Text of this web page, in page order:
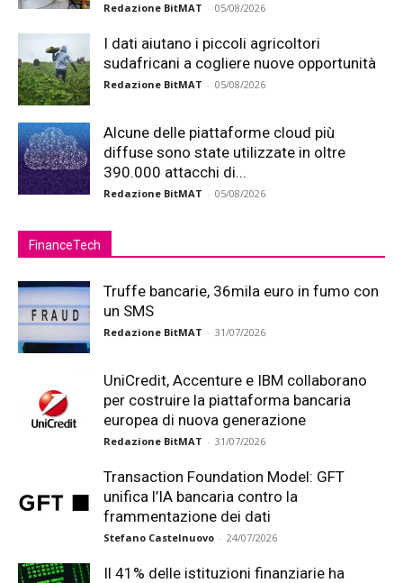
Redazione BitMAT - 05/08/2026
I dati aiutano i piccoli agricoltori
sudafricani a cogliere nuove opportunità
Redazione BitMAT - 05/08/2026
Alcune delle piattaforme cloud più
diffuse sono state utilizzate in oltre
390.000 attacchi di...
Redazione BitMAT - 05/08/2026
FinanceTech
Truffe bancarie, 36mila euro in fumo con
un SMS
Redazione BitMAT - 31/07/2026
UniCredit, Accenture e IBM collaborano
per costruire la piattaforma bancaria
europea di nuova generazione
Redazione BitMAT - 31/07/2026
Transaction Foundation Model: GFT
unifica l’IA bancaria contro la
frammentazione dei dati
Stefano Castelnuovo - 24/07/2026
Il 41% delle istituzioni finanziarie ha